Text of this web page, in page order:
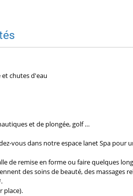
et chutes d'eau
et de plongée, golf …
vous dans notre espace lanet Spa pour
de remise en forme ou faire quelques
des soins de beauté, des massages
place).